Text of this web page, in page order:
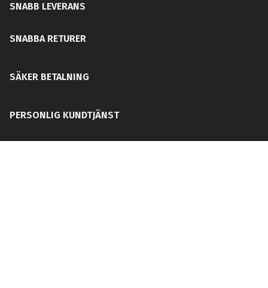
SNABB LEVERANS
SNABBA RETURER
SÄKER BETALNING
PERSONLIG KUNDTJÄNST